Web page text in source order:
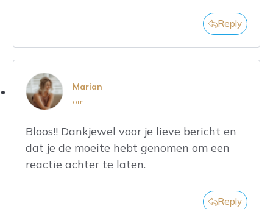
Reply
Marian
om
Bloos!! Dankjewel voor je lieve bericht en
dat je de moeite hebt genomen om een
reactie achter te laten.
Reply